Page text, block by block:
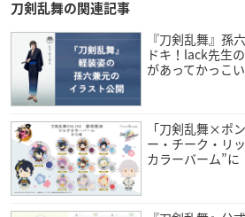
（1）11：30～13：10
（2）13：30～15：10
（3）15：30～17：10
（4）17：30～19：10
【料金】
＜平日＞
一般：6,600円
お子様（小学生）：5,100円
未就学児（4～6歳）：2,550円
刀剣乱舞の関連記事
『刀剣乱舞』孫
ドキ！lack先生
があってかっこい
「刀剣乱舞×ポ
ー・チーク・リ
カラーバーム”に